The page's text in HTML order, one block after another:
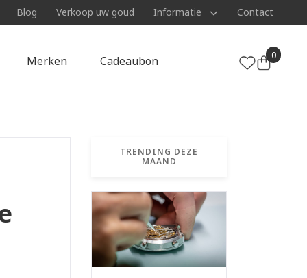
Blog Verkoop uw goud Informatie Contact
Merken Cadeaubon 0
TRENDING DEZE
MAAND